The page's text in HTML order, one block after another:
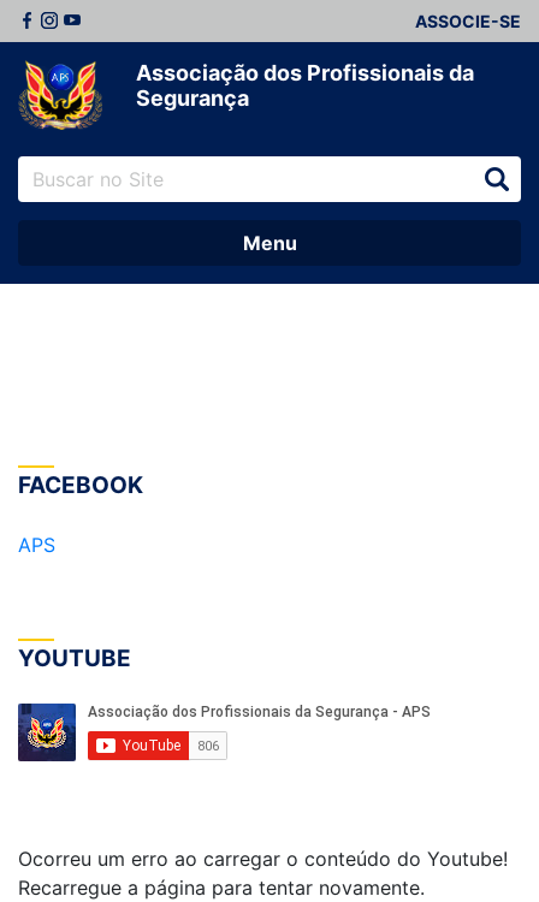
ASSOCIE-SE
Associação dos Profissionais da
Segurança
Menu
FACEBOOK
APS
YOUTUBE
Ocorreu um erro ao carregar o conteúdo do Youtube!
Recarregue a página para tentar novamente.